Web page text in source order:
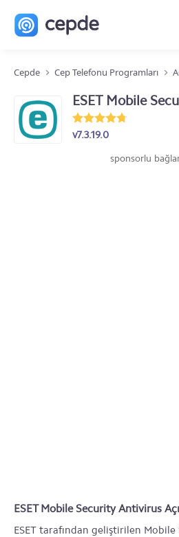
Cepde Cep Telefonu Programları
ESET Mobile
v7.3.19.0
sponsorlu
ESET Mobile Security Antivirus
ESET tarafından geliştirilen